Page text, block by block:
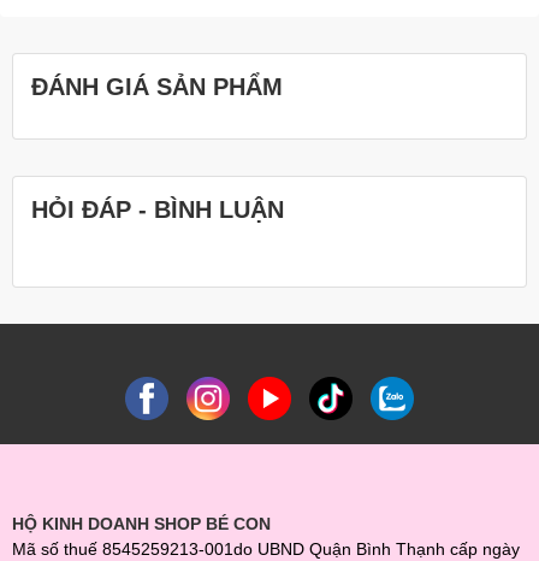
ĐÁNH GIÁ SẢN PHẨM
HỎI ĐÁP - BÌNH LUẬN
HỘ KINH DOANH SHOP BÉ CON
Mã số thuế 8545259213-001do UBND Quận Bình Thạnh cấp ngày